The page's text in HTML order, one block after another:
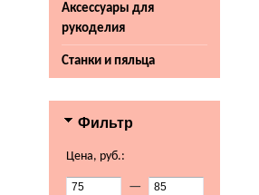
Аксессуары для
рукоделия
Станки и пяльца
Фильтр
Цена, руб.:
—